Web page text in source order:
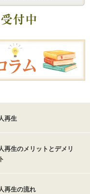
再生
再生のメリットとデメリ
再生の流れ